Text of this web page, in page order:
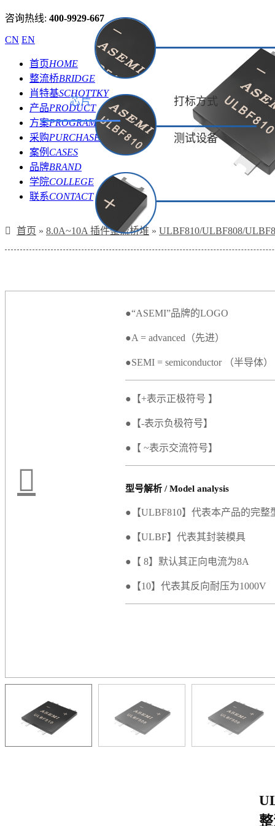
咨询热线: 400-9929-667
CN EN
首页HOME
整流桥BRIDGE
肖特基SCHOTTKY
产品PRODUCT
方案PROGRAM
采购PURCHASE
案例 CASES
品牌BRAND
学院COLLEGE
联系CONTACT
首页 » 8.0A~10A 插件整流桥堆 » ULBF810/ULBF808/
●“ASEMI”品牌的LOGO
●A = advanced（先进）
●SEMI = semiconductor （半导体）
●【+表示正极符号 】
●【-表示负极符号】
●【 ~表示交流符号】
型号解析 / Model analysis
●【ULBF810】代表本产品的完整
●【ULBF】代表其封装模具
●【 8】默认其正向电流为8A
●【10】代表其反向耐压为1000V
芯片 打标方式
测试设备